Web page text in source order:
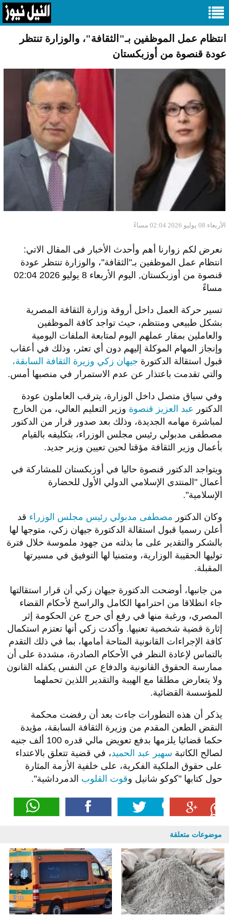
انتظام عمل الموظفين بـ"الثقافة"، والوزارة تنتظر
عودة قنصوة من أوزبكستان
الأربعاء 08 يوليو 2026 02:04 مساءً
نعرض لكم زوارنا أهم وأحدث الأخبار فى المقال الاتي:
انتظام عمل الموظفين بـ"الثقافة"، والوزارة تنتظر عودة
قنصوة من أوزبكستان, اليوم الأربعاء 8 يوليو 2026 02:04
مساءً
تسير حركة العمل داخل أروقة وزارة الثقافة المصرية
بشكل طبيعي ومنتظم، حيث تواجد كافة الموظفين
والعاملين بمقار عملهم اليوم لمتابعة الملفات اليومية
وإنجاز المهام الموكلة إليهم دون أي تعثر، وذلك في أعقاب
قبول استقالة الدكتورة جيهان زكي وزيرة الثقافة السابقة،
والتي تقدمت باعتذار عن عدم الاستمرار في منصبها أمس.
وفي سياق متصل داخل الوزارة، يترقب العاملون عودة
الدكتور عبد العزيز قنصوة وزير التعليم العالي، من الخارج
لمباشرة مهامه الجديدة، وذلك بعد صدور قرار من الدكتور
مصطفى مدبولي رئيس مجلس الوزراء، بتكليفه بالقيام
بأعمال وزير الثقافة مؤقتا لحين تعيين وزير جديد.
ويتواجد الدكتور قنصوة حاليا في أوزبكستان للمشاركة في
أعمال "المنتدى الإسلامي الدولي الأول للحضارة
الإسلامية".
وكان الدكتور مصطفى مدبولي رئيس مجلس الوزراء قد
أعلن رسميا قبول استقالة الدكتورة جيهان زكي، متوجها لها
بالشكر والتقدير على ما بذلته من جهود ملموسة خلال فترة
توليها الحقيبة الوزارية، ومتمنيا لها التوفيق في مسيرتها
المقبلة.
من جانبها، أوضحت الدكتورة جيهان زكي أن قرار استقالتها
جاء انطلاقا من احترامها الكامل والراسخ لأحكام القضاء
المصري، ورغبة منها في رفع أي حرج عن الحكومة إثر
إثارة قضية شخصية تعنيها. وأكدت زكي أنها تعتزم استكمال
كافة الإجراءات القانونية المتاحة أمامها، بما في ذلك التقدم
بالتماس لإعادة النظر في الأحكام الصادرة، مشددة على أن
ممارسة الحقوق القانونية والدفاع عن النفس يكفله القانون
ولا يتعارض مطلقا مع الهيبة والتقدير اللذين تحملهما
للمؤسسة القضائية.
يذكر أن هذه التطورات جاءت بعد أن رفضت محكمة
النقض الطعن المقدم من وزيرة الثقافة السابقة، مؤيدة
حكما قضائيا يلزمها بدفع تعويض مالي قدره 100 ألف جنيه
لصالح الكاتبة سهير عبد الحميد، في قضية تتعلق بالاعتداء
على حقوق الملكية الفكرية، على خلفية الأزمة المثارة
حول كتابها "كوكو شانيل وقوت القلوب الدمرداشية".
موضوعات متعلقة